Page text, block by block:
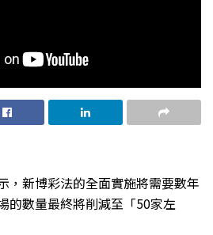
，新博彩法的全面實施將需要數年
的數量最終將削減至「50家左